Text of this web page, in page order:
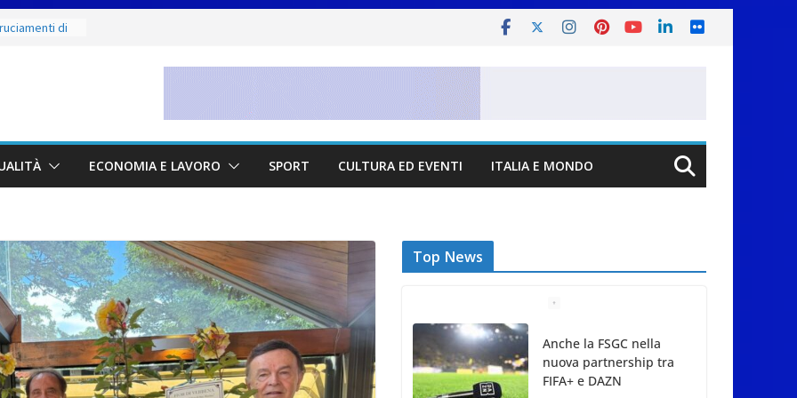
di
della città e
sul
locali
luoghi del
ECONOMIA E LAVORO SPORT CULTURA ED EVENTI ITALIA E MONDO
Top News
Anche la FSGC nella
nuova partnership tra
FIFA+ e DAZN